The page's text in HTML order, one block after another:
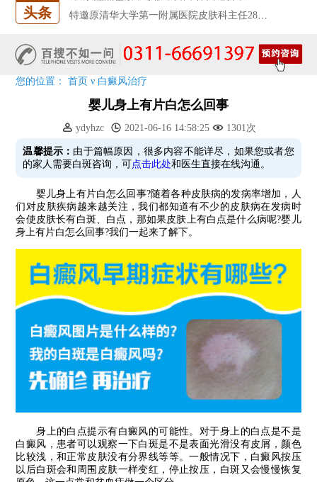
头条
恭贺伍德镜检查系统成功落户!暑期超强福利点击领取!
您的位置：首页 ν 白癜风治疗
婴儿身上有片白怎么回事
ydyhzc 2021-06-16 14:58:25 1301次
温馨提示： 由于篇幅原因，很多内容不能详尽，如果您或者您
的家人需要白斑咨询，可点击此处和医生直接在线沟通。
婴儿身上有片白怎么回事?随着各种皮肤病的发病率增加，人
们对皮肤疾病越来越关注，我们都知道有不少的皮肤病在发病时
会使皮肤长有白斑、白点，那如果皮肤上有白点是什么病呢?婴儿
身上有片白怎么回事?我们一起来了解下。
身上的白点提示有白癜风的可能性。对于身上的白点是不是
白癜风，患者可以观察一下白斑是不是表面光滑没有皮屑，颜色
比较浅，和正常皮肤没有分界线等等。一般情况下，白癜风按压
以后白斑会和周围皮肤一样变红，停止按压，白斑又会慢慢恢复